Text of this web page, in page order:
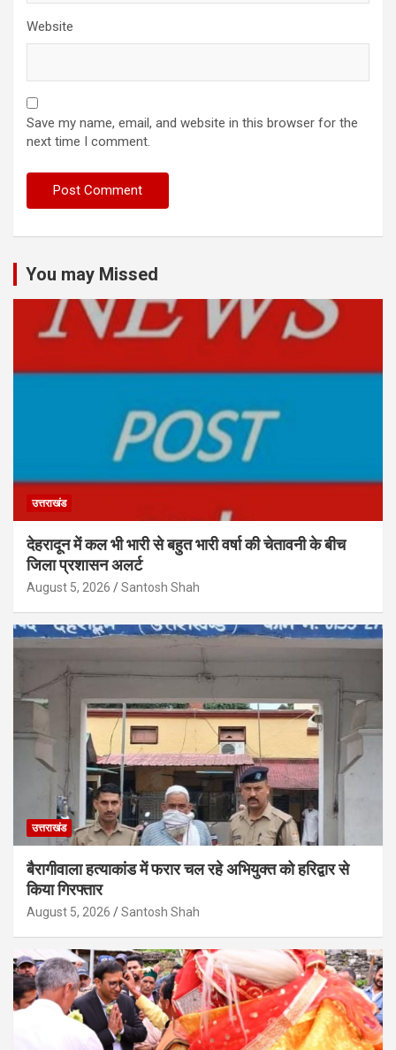
Website
Save my name, email, and website in this browser for the
next time I comment.
You may Missed
उत्तराखंड
देहरादून में कल भी भारी से बहुत भारी वर्षा की चेतावनी के बीच
जिला प्रशासन अलर्ट
August 5, 2026 Santosh Shah
उत्तराखंड
बैरागीवाला हत्याकांड में फरार चल रहे अभियुक्त को हरिद्वार से
किया गिरफ्तार
August 5, 2026 Santosh Shah